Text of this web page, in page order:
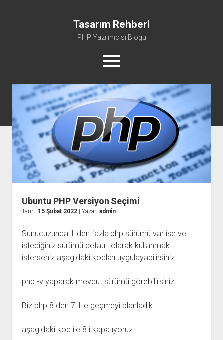
Tasarım Rehberi
PHP Yazılımcısı Blogu
menüyü
aç
Gizlilik Politikası
Hakkımda
Ubuntu PHP Versiyon Seçimi
Tarih: 15 Şubat 2022| Yazar: admin
Sunucuzunda 1 den fazla php sürümü var ise ve
istediğiniz sürümü default olarak kullanmak
isterseniz aşagıdaki kodları uygulayabilirsiniz.
php -v yaparak mevcut sürümü görebilirsiniz.
Biz php 8 den 7.1 e geçmeyi planladık.
aşagıdaki kod ile 8 i kapatıyoruz.